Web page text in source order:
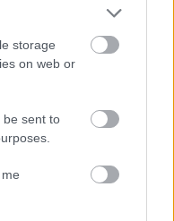
storage
on web or
be sent to
kaptam az új
heti
vonalon. Az 1997-
azal, hogy a
onnan is
pályaudvarból és -
fáj a 19:10-es Déli-